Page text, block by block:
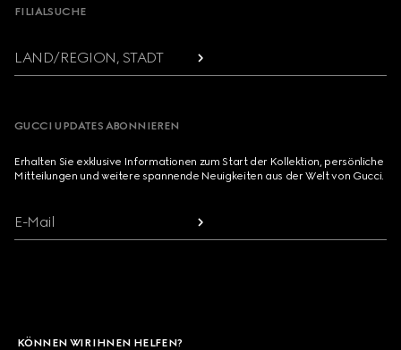
FILIALSUCHE
LAND/REGION, STADT
GUCCI UPDATES ABONNIEREN
Erhalten Sie exklusive Informationen zum Start der Kollektion, persönliche
Mitteilungen und weitere spannende Neuigkeiten aus der Welt von Gucci.
E-Mail
KÖNNEN WIR IHNEN HELFEN?